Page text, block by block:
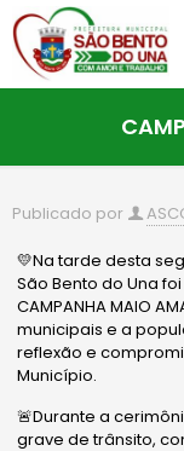
Publicado por
💛Na tarde desta
São Bento do Una
CAMPANHA MAIO
municipais e a
reflexão e
Município.
🚨Durante a
grave de trânsito,